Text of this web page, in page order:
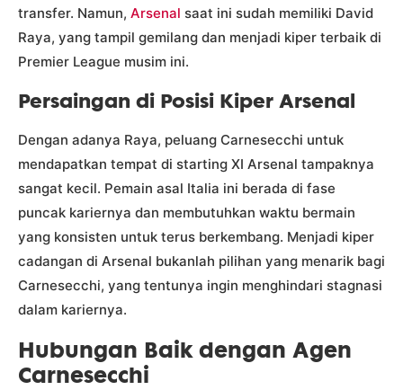
transfer. Namun, Arsenal saat ini sudah memiliki David
Raya, yang tampil gemilang dan menjadi kiper terbaik di
Premier League musim ini.
Persaingan di Posisi Kiper Arsenal
Dengan adanya Raya, peluang Carnesecchi untuk
mendapatkan tempat di starting XI Arsenal tampaknya
sangat kecil. Pemain asal Italia ini berada di fase
puncak kariernya dan membutuhkan waktu bermain
yang konsisten untuk terus berkembang. Menjadi kiper
cadangan di Arsenal bukanlah pilihan yang menarik bagi
Carnesecchi, yang tentunya ingin menghindari stagnasi
dalam kariernya.
Hubungan Baik dengan Agen
Carnesecchi